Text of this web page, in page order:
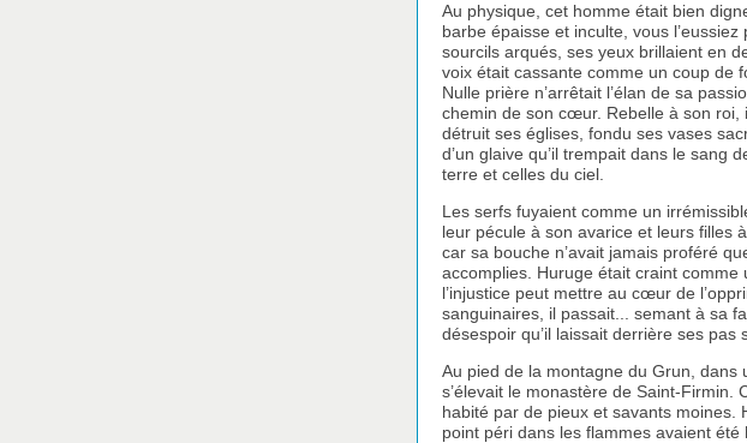
Au physique, cet homme était bien
barbe épaisse et inculte, vous
sourcils arqués, ses yeux brillaient en
voix était cassante comme un coup de
Nulle prière n’arrêtait l’élan de sa
chemin de son cœur. Rebelle à son roi,
détruit ses églises, fondu ses vases
d’un glaive qu’il trempait dans le sang
terre et celles du ciel.
Les serfs fuyaient comme un
leur pécule à son avarice et leurs filles
car sa bouche n’avait jamais proféré
accomplies. Huruge était craint comme
l’injustice peut mettre au cœur de
sanguinaires, il passait... semant à sa
désespoir qu’il laissait derrière ses pas
Au pied de la montagne du Grun, dans
s’élevait le monastère de Saint-
habité par de pieux et savants moines.
point péri dans les flammes avaient été